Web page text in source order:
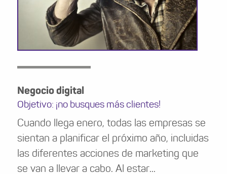
Negocio digital
Objetivo: ¡no busques más clientes!
Cuando llega enero, todas las empresas se
sientan a planificar el próximo año, incluidas
las diferentes acciones de marketing que
se van a llevar a cabo. Al estar...